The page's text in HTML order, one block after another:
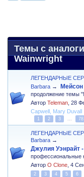
Темы с
Wainwright
ЛЕГЕНДАРНЫЕ
Barbara →
продолжение темы
АвторTeleman,28
Capwell Mary Duvall
1 2 3 78
ЛЕГЕНДАРНЫЕ
Barbara →
Джулия Уэнрайт
профессиональные
АвторO Clone,4
2
3 4 5 6